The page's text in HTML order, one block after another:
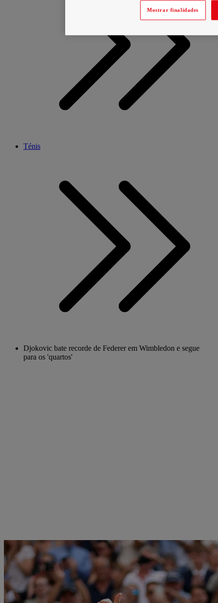
Ténis
Djokovic bate recorde de Federer em Wimbledon e segue
para os 'quartos'
Mostrar finalidades